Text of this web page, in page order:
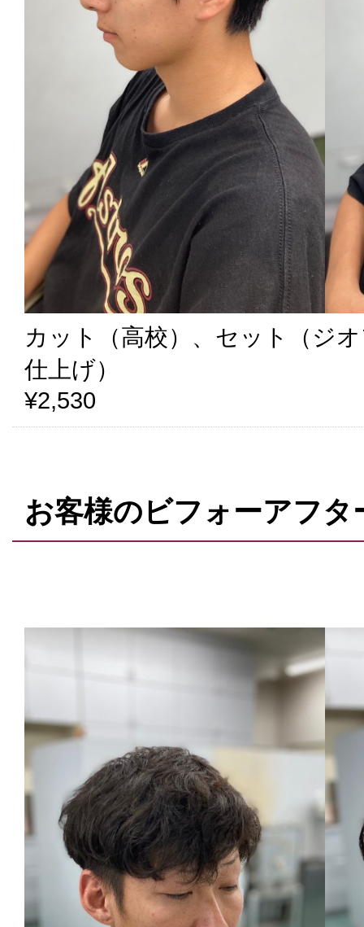
カット（高校）、セット（ジ
仕上げ）
¥2,530
お客様のビフォーアフタ